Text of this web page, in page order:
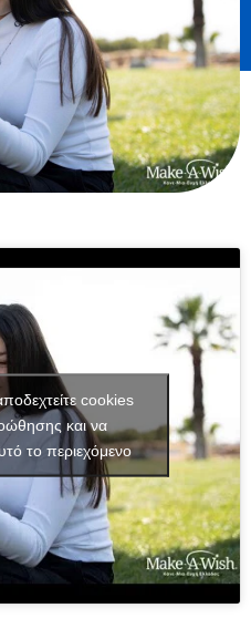
cookies
και να
το περιεχόμενο